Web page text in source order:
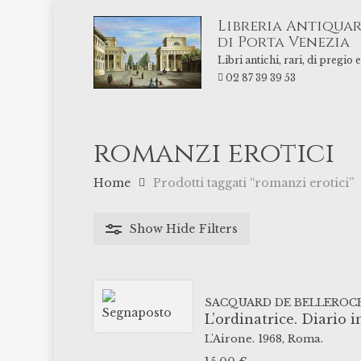
Libreria
di Porta Venezia
Libri antichi, rari, di pregio
02 87 39 39 53
romanzi erotici
Home Prodotti taggati “romanzi erotici”
Show Hide Filters
SACQUARD DE
L’ordinatrice. Diario
L'Airone. 1968, Roma.